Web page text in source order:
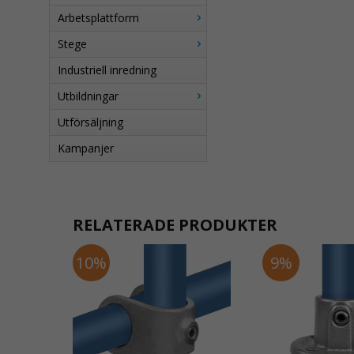
Arbetsplattform
Stege
Industriell inredning
Utbildningar
Utförsäljning
Kampanjer
RELATERADE PRODUKTER
10% 9%